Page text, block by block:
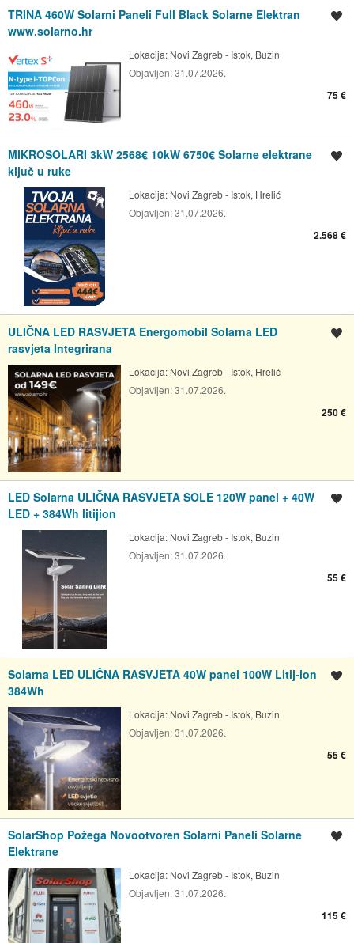
TRINA 460W Solarni Paneli Full Black Solarne Elektran
www.solarno.hr
Lokacija: Novi Zagreb - Istok, Buzin
Objavljen:31.07.2026.
75 €
MIKROSOLARI 3kW 2568€ 10kW 6750€ Solarne elektrane
ključ u ruke
Lokacija: Novi Zagreb - Istok, Hrelić
Objavljen:31.07.2026.
2.568 €
ULIČNA LED RASVJETA Energomobil Solarna LED
rasvjeta Integrirana
Lokacija: Novi Zagreb - Istok, Hrelić
Objavljen:31.07.2026.
250 €
LED Solarna ULIČNA RASVJETA SOLE 120W panel + 40W
LED + 384Wh litijion
Lokacija: Novi Zagreb - Istok, Buzin
Objavljen:31.07.2026.
55 €
Solarna LED ULIČNA RASVJETA 40W panel 100W Litij-ion
384Wh
Lokacija: Novi Zagreb - Istok, Buzin
Objavljen:31.07.2026.
55 €
SolarShop Požega Novootvoren Solarni Paneli Solarne
Elektrane
Lokacija: Novi Zagreb - Istok, Buzin
Objavljen:31.07.2026.
115 €